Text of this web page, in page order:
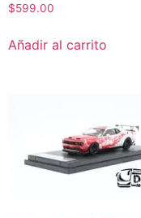
$599.00
Añadir al carrito